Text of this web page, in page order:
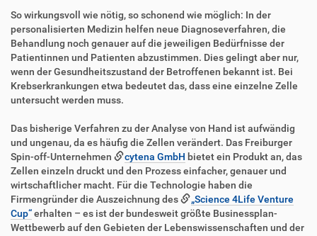
t
z
u
g
r
i
f
e
l
a
k
t
i
o
e
n
So wirkungsvoll wie nötig, so schonend wie möglich: In der
personalisierten Medizin helfen neue Diagnoseverfahren, die
Behandlung noch genauer auf die jeweiligen Bedürfnisse der
Patientinnen und Patienten abzustimmen. Dies gelingt aber nur,
wenn der Gesundheitszustand der Betroffenen bekannt ist. Bei
Krebserkrankungen etwa bedeutet das, dass eine einzelne Zelle
untersucht werden muss.
Das bisherige Verfahren zu der Analyse von Hand ist aufwändig
und ungenau, da es häufig die Zellen verändert. Das Freiburger
Spin-off-Unternehmen
cytena GmbH bietet ein Produkt an, das
Zellen einzeln druckt und den Prozess einfacher, genauer und
wirtschaftlicher macht. Für die Technologie haben die
Firmengründer die Auszeichnung des
„Science 4Life Venture
Cup“erhalten – es ist der bundesweit größte Businessplan-
Wettbewerb auf den Gebieten der Lebenswissenschaften und der